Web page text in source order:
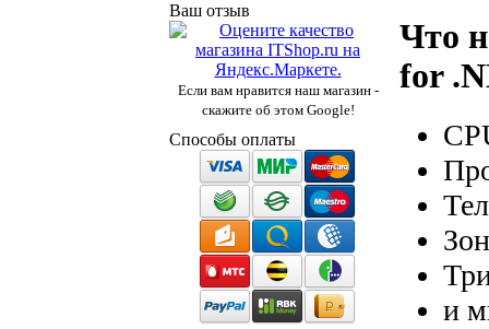
Ваш отзыв
Если вам нравится наш магазин -
скажите об этом Google!
Способы оплаты
Что
for
и